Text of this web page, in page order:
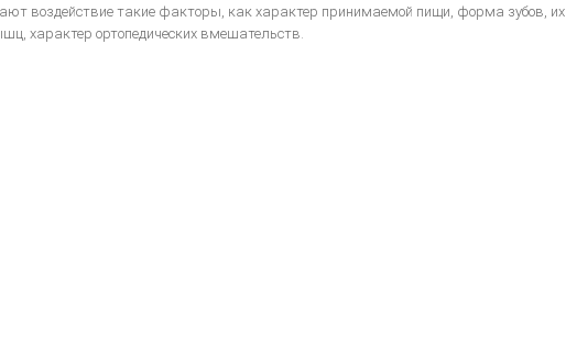
воздействие такие факторы, как характер принимаемой пищи, форма зубов, их
характер ортопедических вмешательств.